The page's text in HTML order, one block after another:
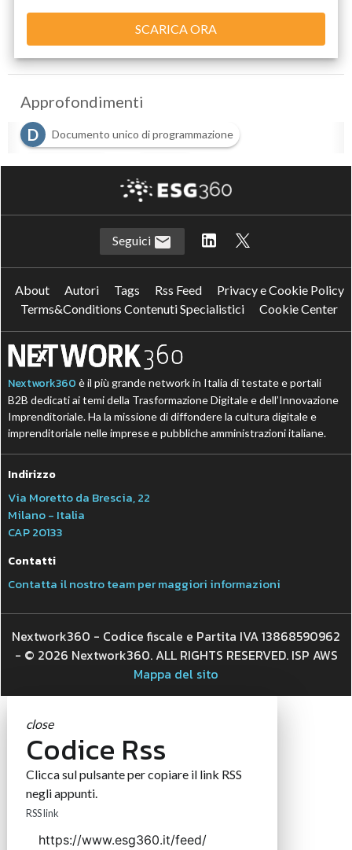
Approfondimenti
D
Documento unico di programmazione
L lavoro agile P PIAO
Pubblica Amministrazione
Seguici
About Autori Tags Rss Feed
Privacy e Cookie Policy
Terms&Conditions Contenuti Specialistici
Cookie Center
Nextwork360 è il più grande network in Italia di testate e portali
B2B dedicati ai temi della Trasformazione Digitale e dell’Innovazione
Imprenditoriale. Ha la missione di diffondere la cultura digitale e
imprenditoriale nelle imprese e pubbliche amministrazioni italiane.
Indirizzo
Via Moretto da Brescia, 22
Milano - Italia
CAP 20133
Contatti
Contatta il nostro team per maggiori informazioni
Nextwork360 - Codice fiscale e Partita IVA 13868590962
- © 2026 Nextwork360. ALL RIGHTS RESERVED. ISP AWS
Mappa del sito
close
Codice Rss
Clicca sul pulsante per copiare il link RSS
negli appunti.
RSS link